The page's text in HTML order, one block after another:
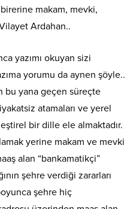
makam, mevki,
Ardahan..
yazımı okuyan sizi
yorumu da aynen şöyle..
bu yana geçen süreçte
atamaları ve yerel
bir dille ele almaktadır.
yerine makam ve mevki
alan “bankamatikçi”
şehre verdiği zararları
şehre hiç